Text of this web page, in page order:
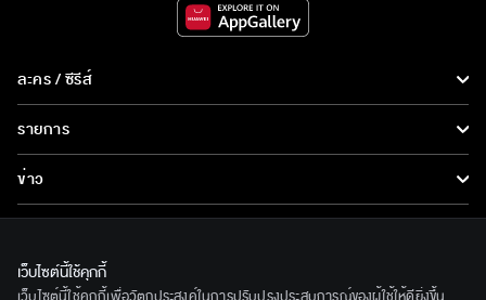
ละคร / ซีรีส์
ละคร/ซีรีส์
ซีรีส์นานาชาติ
การ์ตูน & เกม
รายการ
รายการทั้งหมด
ข่าว
ข่าวทั้งหมด
ทีวีออนไลน์
เกี่ยวกับเรา
เว็บไซต์นี้ใช้คุกกี้